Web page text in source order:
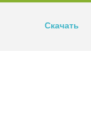
Скачать